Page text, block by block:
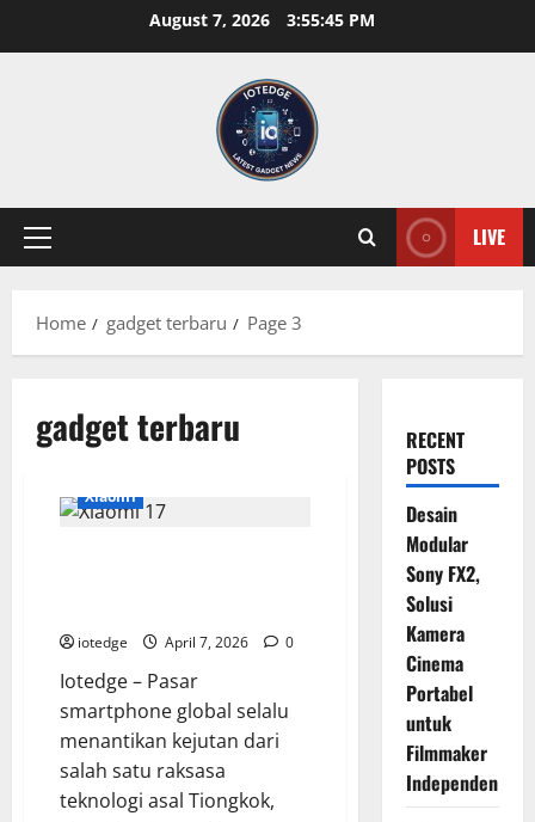
August 7, 2026 3:55:46 PM
Primary
LIVE
Home gadget terbaru Page 3
gadget terbaru
Xiaomi
iotedge April 7, 2026 0
Iotedge – Pasar
smartphone global selalu
menantikan kejutan dari
salah satu raksasa
teknologi asal Tiongkok,
RECENT
POSTS
Desain
Modular
Sony FX2,
Solusi
Kamera
Cinema
Portabel
untuk
Filmmaker
Independen